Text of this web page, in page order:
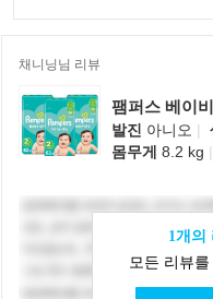
채니닝님 리뷰
팸퍼스 베이
발진 아니오 |
몸무게 8.2 kg |
1개의
모든 리뷰